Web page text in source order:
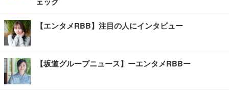
【エンタメRBB】注目の人にインタビュー
【坂道グループニュース】ーエンタメRBBー